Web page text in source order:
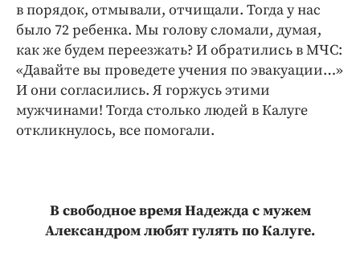
в порядок, отмывали, отчищали. Тогда у нас
было 72 ребенка. Мы голову сломали, думая,
как же будем переезжать? И обратились в МЧС:
«Давайте вы проведете учения по эвакуации…»
И они согласились. Я горжусь этими
мужчинами! Тогда столько людей в Калуге
откликнулось, все помогали.
В свободное время Надежда с мужем
Александром любят гулять по Калуге.